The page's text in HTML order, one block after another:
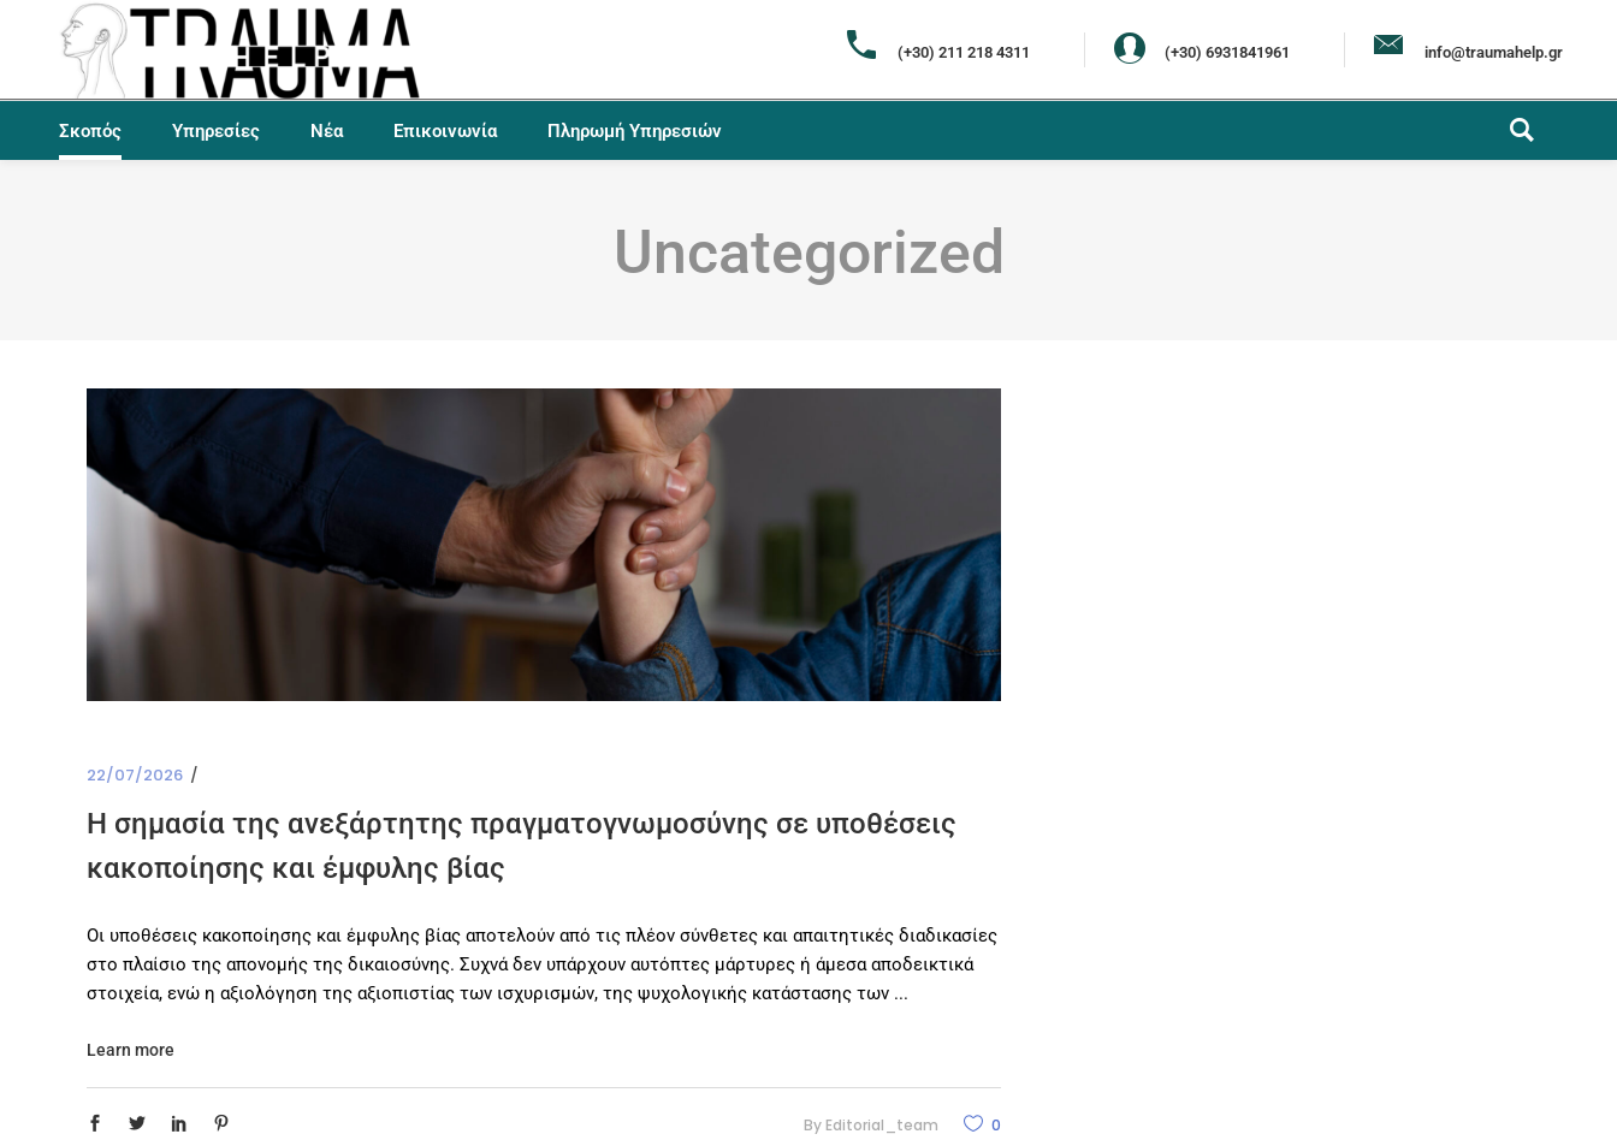
(+30) 211 218 4311 (+30) 6931841961 info@traumahelp.gr
Σκοπός Υπηρεσίες Νέα Επικοινωνία Πληρωμή Υπηρεσιών
Uncategorized
22/07/2026
Η σημασία της ανεξάρτητης πραγματογνωμοσύνης σε υποθέσεις
κακοποίησης και έμφυλης βίας
Οι υποθέσεις κακοποίησης και έμφυλης βίας αποτελούν από τις πλέον σύνθετες και απαιτητικές διαδικασίες
στο πλαίσιο της απονομής της δικαιοσύνης. Συχνά δεν υπάρχουν αυτόπτες μάρτυρες ή άμεσα αποδεικτικά
στοιχεία, ενώ η αξιολόγηση της αξιοπιστίας των ισχυρισμών, της ψυχολογικής κατάστασης των
Learn more
By Editorial_team 0